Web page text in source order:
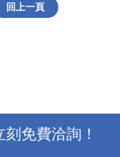
回上一頁
免費洽詢！